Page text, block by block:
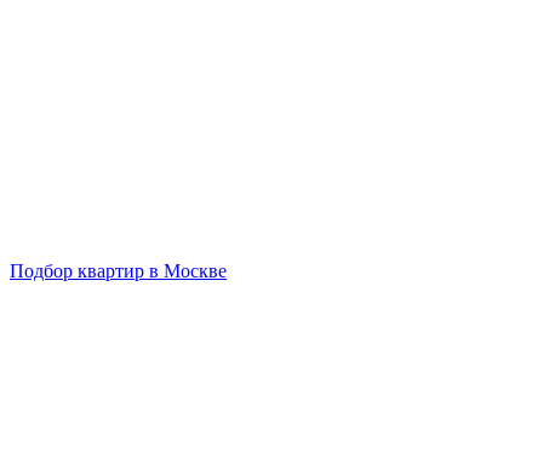
Подбор квартир в Москве